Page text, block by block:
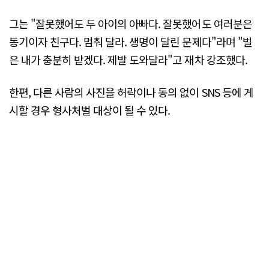
그는 "잘못했어도 두 아이의 아빠다. 잘못했어도 여러분은
동기이자 친구다. 멈춰 달라. 생명이 달린 문제다"라며 "벌
은 내가 충분히 받겠다. 제발 도와달라"고 재차 강조했다.
한편, 다른 사람의 사진을 허락이나 동의 없이 SNS 등에 게
시할 경우 형사처벌 대상이 될 수 있다.